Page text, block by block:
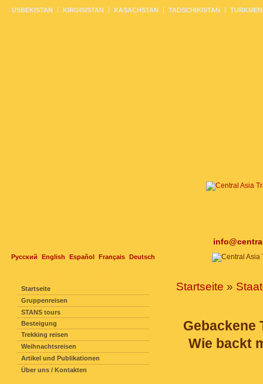
Русский English Español Français Deutsch
USBEKISTAN KIRGISISTAN KASACHSTAN TADSCHIKISTAN
Startseite »
Gebackene
Wie backt
Startseite
Gruppenreisen
STANS tours
Besteigung
Trekking reisen
Weihnachtsreisen
Artikel und Publikationen
Über uns / Kontakten